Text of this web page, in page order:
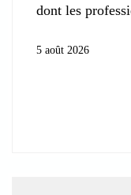
dont les
5 août 2026